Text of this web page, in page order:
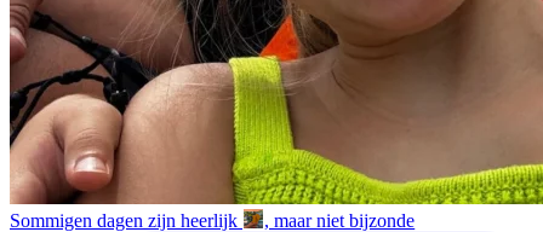
Sommigen dagen zijn heerlijk , maar niet bijzonde